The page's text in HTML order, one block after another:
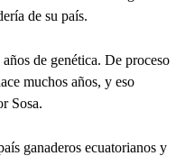
de su país.
de genética. De proceso
muchos años, y eso
Sosa.
ganaderos ecuatorianos y